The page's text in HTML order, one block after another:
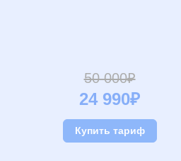
50 000₽
24 990₽
Купить тариф